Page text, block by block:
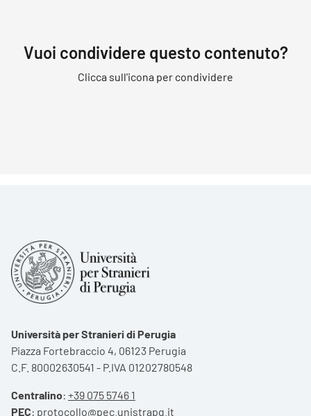
Vuoi condividere questo contenuto?
Clicca sull'icona per condividere
Università per Stranieri di Perugia
Piazza Fortebraccio 4, 06123 Perugia
C.F. 80002630541 - P.IVA 01202780548
Centralino: +39 075 5746 1
PEC: protocollo@pec.unistrapg.it